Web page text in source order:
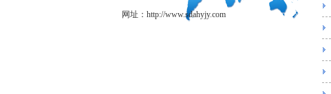
网址：http://www.sdahyjy.com